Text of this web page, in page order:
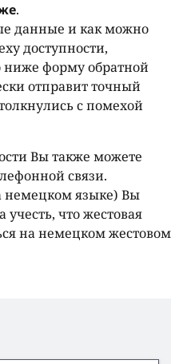
.
данные и как можно
доступности,
форму обратной
отправит точный
с помехой
Вы также можете
связи.
языке) Вы
учесть, что жестовая
на немецком жестовом